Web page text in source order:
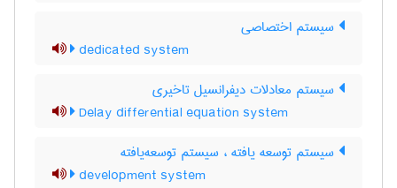
سیستم اختصاصی
dedicated system
سیستم معادلات دیفرانسیل تاخیری
Delay differential equation system
سیستم توسعه یافته ، سیستم توسعه‌یافته
development system